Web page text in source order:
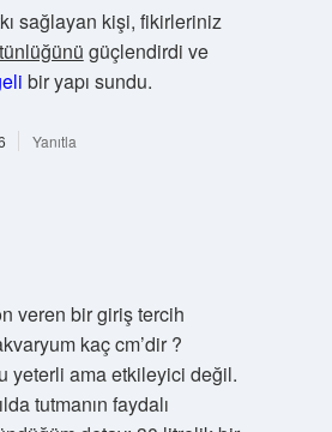
sağlayan kişi, fikirleriniz
güçlendirdi ve
bir yapı sundu.
Yanıtla
veren bir giriş tercih
kaç cm’dir ?
yeterli ama etkileyici değil.
tutmanın faydalı